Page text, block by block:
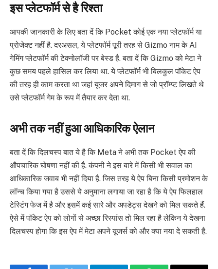
इस प्लेटफॉर्म से है रिश्ता
आपकी जानकारी के लिए बता दें कि Pocket कोई एक नया प्लेटफॉर्म या
प्रोजेक्ट नहीं है. दरअसल, ये प्लेटफॉर्म पूरी तरह से Gizmo नाम के AI
गेमिंग प्लेटफॉर्म की टेक्नोलॉजी पर बेस्ड है. बता दें कि Gizmo को मेटा ने
कुछ समय पहले हासिल कर लिया था. ये प्लेटफॉर्म भी बिलकुल पॉकेट ऐप
की तरह ही काम करता था जहां यूजर अपने दिमाग से जो प्रॉम्प्ट लिखते थे
उसे प्लेटफॉर्म गेम के रूप में तैयार कर देता था.
अभी तक नहीं हुआ आधिकारिक ऐलान
बता दें कि दिलचस्प बात ये है कि Meta ने अभी तक Pocket ऐप की
औपचारिक घोषणा नहीं की है. कंपनी ने इस बारे में किसी भी सवाल का
आधिकारिक जवाब भी नहीं दिया है. जिस तरह ये ऐप बिना किसी प्रमोशन के
लॉन्च किया गया है उससे ये अनुमाना लगाया जा रहा है कि ये ऐप फिलहाल
टेस्टिंग फेज में है और इसमें कई सारे और अपडेट्स देखने को मिल सकते हैं.
ऐसे में पॉकेट ऐप को लोगों से अच्छा रिस्पांस तो मिल रहा है लेकिन ये देखना
दिलचस्प होगा कि इस ऐप में मेटा अपने यूजर्स को और क्या नया दे सकती है.